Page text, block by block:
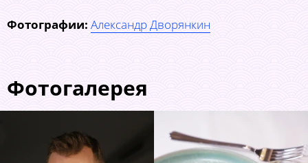
Фотографии: Александр Дворянкин
Фотогалерея